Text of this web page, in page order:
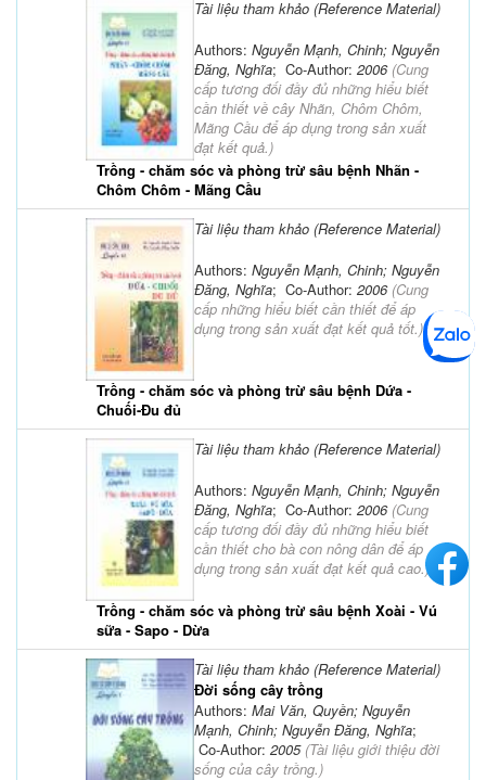
Tài liệu tham khảo (Reference Material)
Trồng - chăm sóc và phòng trừ sâu bệnh Nhãn -
Chôm Chôm - Mãng Cầu
Authors: Nguyễn Mạnh, Chinh; Nguyễn
Đăng, Nghĩa; Co-Author: 2006(Cung
cấp tương đối đầy đủ những hiểu biết
cần thiết về cây Nhãn, Chôm Chôm,
Mãng Cầu để áp dụng trong sản xuất
đạt kết quả.)
Tài liệu tham khảo (Reference Material)
Trồng - chăm sóc và phòng trừ sâu bệnh Dứa -
Chuối-Đu đủ
Authors: Nguyễn Mạnh, Chinh; Nguyễn
Đăng, Nghĩa; Co-Author: 2006(Cung
cấp những hiểu biết cần thiết để áp
dụng trong sản xuất đạt kết quả tốt.)
Tài liệu tham khảo (Reference Material)
Trồng - chăm sóc và phòng trừ sâu bệnh Xoài - Vú
sữa - Sapo - Dừa
Authors: Nguyễn Mạnh, Chinh; Nguyễn
Đăng, Nghĩa; Co-Author: 2006(Cung
cấp tương đối đầy đủ những hiểu biết
cần thiết cho bà con nông dân để áp
dụng trong sản xuất đạt kết quả cao.)
Tài liệu tham khảo (Reference Material)
Đời sống cây trồng
Authors: Mai Văn, Quyền; Nguyễn
Mạnh, Chinh; Nguyễn Đăng, Nghĩa;
Co-Author: 2005(Tài liệu giới thiệu đời
sống của cây trồng.)